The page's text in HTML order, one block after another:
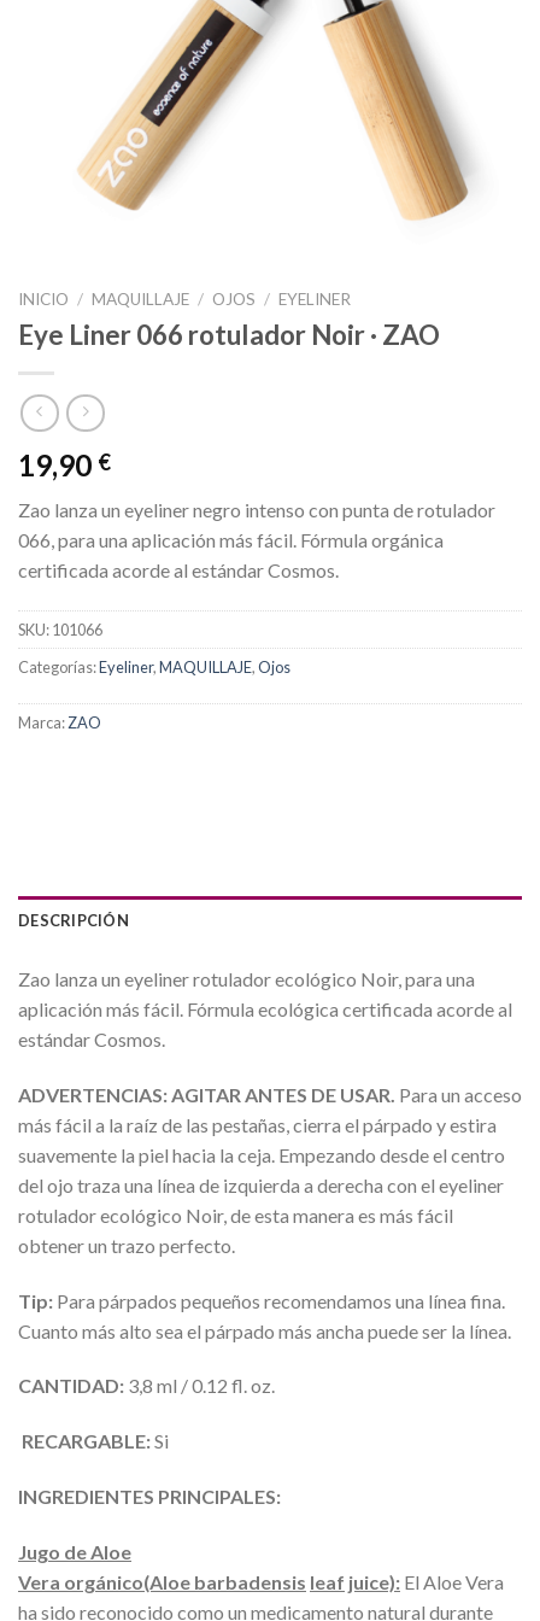
INICIO / MAQUILLAJE / OJOS / EYELINER
Eye Liner 066 rotulador Noir · ZAO
19,90 €
Zao lanza un eyeliner negro intenso con punta de rotulador
066, para una aplicación más fácil. Fórmula orgánica
certificada acorde al estándar Cosmos.
SKU:101066
Categorías:Eyeliner,MAQUILLAJE,Ojos
Marca:ZAO
DESCRIPCIÓN
Zao lanza un eyeliner rotulador ecológico Noir, para una
aplicación más fácil. Fórmula ecológica certificada acorde al
estándar Cosmos.
ADVERTENCIAS: AGITAR ANTES DE USAR. Para un acceso
más fácil a la raíz de las pestañas, cierra el párpado y estira
suavemente la piel hacia la ceja. Empezando desde el centro
del ojo traza una línea de izquierda a derecha con el eyeliner
rotulador ecológico Noir, de esta manera es más fácil
obtener un trazo perfecto.
Tip: Para párpados pequeños recomendamos una línea fina.
Cuanto más alto sea el párpado más ancha puede ser la línea.
CANTIDAD: 3,8 ml / 0.12 fl. oz.
RECARGABLE:Si
INGREDIENTES PRINCIPALES:
Jugo de Aloe
Vera orgánico(Aloe barbadensis leaf juice): El Aloe Vera
ha sido reconocido como un medicamento natural durante